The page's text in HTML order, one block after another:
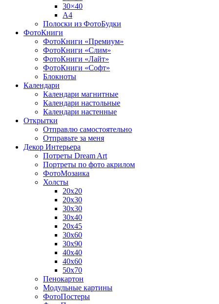
30×40
A4
Полоски из ФотоБудки
ФотоКниги
ФотоКниги «Премиум»
ФотоКниги «Слим»
ФотоКниги «Лайт»
ФотоКниги «Софт»
Блокноты
Календари
Календари магнитные
Календари настольные
Календари настенные
Открытки
Отправлю самостоятельно
Отправьте за меня
Декор Интерьера
Потреты Dream Art
Портреты по фото акрилом
ФотоМозаика
Холсты
20х20
20х30
30х30
30х40
20х45
30х60
30х90
40х40
40х60
50х70
Пенокартон
Модульные картины
ФотоПостеры